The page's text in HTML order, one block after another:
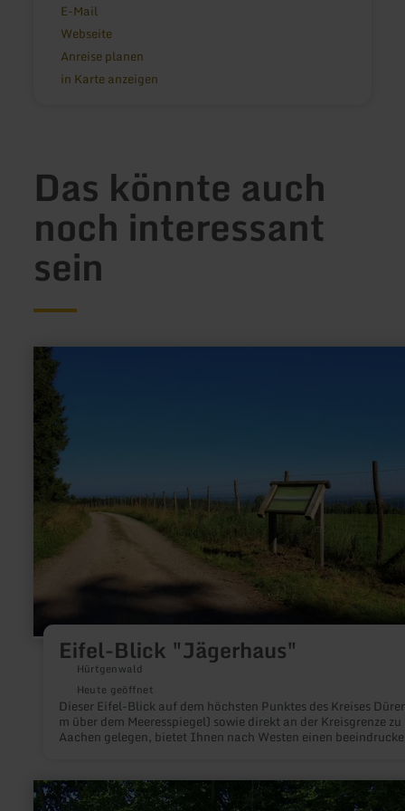
E-Mail
Webseite
Anreise planen
in Karte anzeigen
Das könnte auch
noch interessant
sein
Eifel-Blick "Jägerhaus"
Hürtgenwald
Heute geöffnet
Dieser Eifel-Blick auf dem höchsten Punktes des Kreises
m über dem Meeresspiegel) sowie direkt an der Kreisgrenze zu
Aachen gelegen, bietet Ihnen nach Westen einen
Börde sowie die Kölner Bucht.
mehr
erfahren
Eifel-
Blick
"Jägerhaus"
mehr
erfahren